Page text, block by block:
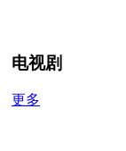
电视剧
更多